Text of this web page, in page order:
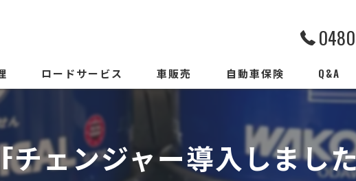
ロードサービス 車販売 自動車保険 Q&A
チェンジャー導入しまし